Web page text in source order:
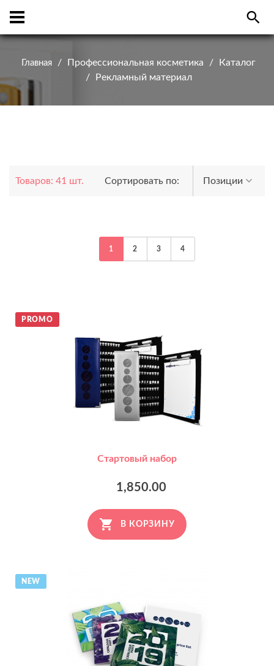
Главная Профессиональная косметика
Каталог
Рекламный материал
Товаров: 41 шт. Сортировать по: Позиции
1 2 3 4
PROMO
Стартовый набор
1,850.00
В КОРЗИНУ
NEW